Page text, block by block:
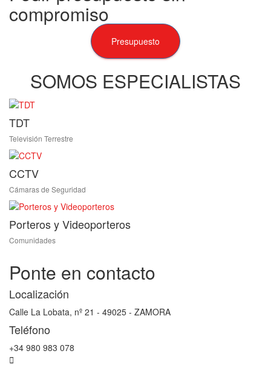
compromiso
Presupuesto
SOMOS ESPECIALISTAS
TDT
Televisión Terrestre
CCTV
Cámaras de Seguridad
Porteros y Videoporteros
Comunidades
Ponte en contacto
Localización
Calle La Lobata, nº 21 - 49025 - ZAMORA
Teléfono
+34 980 983 078